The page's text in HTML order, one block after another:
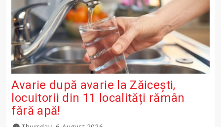
Avarie după avarie la Zăicești,
locuitorii din 11 localități rămân
fără apă!